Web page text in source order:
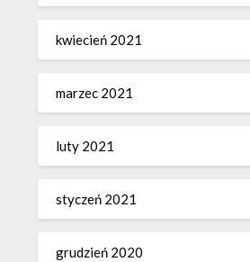
kwiecień 2021
marzec 2021
luty 2021
styczeń 2021
grudzień 2020